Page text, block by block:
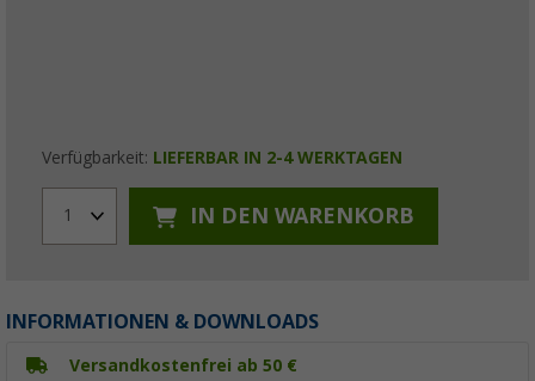
Verfügbarkeit: LIEFERBAR IN 2-4 WERKTAGEN
1 IN DEN WARENKORB
INFORMATIONEN & DOWNLOADS
Versandkostenfrei ab 50 €